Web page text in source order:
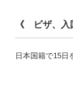
《 ビザ、入
日本国籍で15日